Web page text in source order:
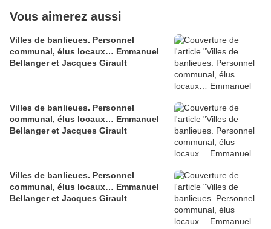
Vous aimerez aussi
Villes de banlieues. Personnel
communal, élus locaux… Emmanuel
Bellanger et Jacques Girault
Villes de banlieues. Personnel
communal, élus locaux… Emmanuel
Bellanger et Jacques Girault
Villes de banlieues. Personnel
communal, élus locaux… Emmanuel
Bellanger et Jacques Girault